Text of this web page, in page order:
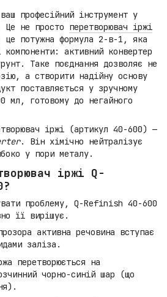
професійний інструмент у
Це не просто перетворювач іржі
це потужна формула 2-в-1, яка
активний конвертер
Таке поєднання дозволяє не
а створити надійну основу
поставляється у зручному
мл, готовому до негайного
іржі (артикул 40-600) —
. Він хімічно нейтралізує
у пори металу.
іржі Q-
проблему, Q-Refinish 40-600
її вирішує.
активна речовина вступає
заліза.
перетворюється на
чорно-синій шар (що